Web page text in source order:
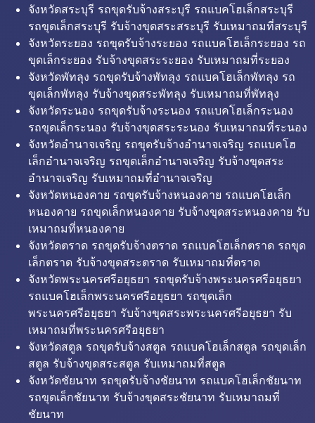
จังหวัดสระบุรี รถขุดรับจ้างสระบุรี รถแบคโฮเล็กสระบุรี
รถขุดเล็กสระบุรี รับจ้างขุดสระสระบุรี รับเหมาถมที่สระบุรี
จังหวัดระยอง รถขุดรับจ้างระยอง รถแบคโฮเล็กระยอง รถ
ขุดเล็กระยอง รับจ้างขุดสระระยอง รับเหมาถมที่ระยอง
จังหวัดพัทลุง รถขุดรับจ้างพัทลุง รถแบคโฮเล็กพัทลุง รถ
ขุดเล็กพัทลุง รับจ้างขุดสระพัทลุง รับเหมาถมที่พัทลุง
จังหวัดระนอง รถขุดรับจ้างระนอง รถแบคโฮเล็กระนอง
รถขุดเล็กระนอง รับจ้างขุดสระระนอง รับเหมาถมที่ระนอง
จังหวัดอำนาจเจริญ รถขุดรับจ้างอำนาจเจริญ รถแบคโฮ
เล็กอำนาจเจริญ รถขุดเล็กอำนาจเจริญ รับจ้างขุดสระ
อำนาจเจริญ รับเหมาถมที่อำนาจเจริญ
จังหวัดหนองคาย รถขุดรับจ้างหนองคาย รถแบคโฮเล็ก
หนองคาย รถขุดเล็กหนองคาย รับจ้างขุดสระหนองคาย รับ
เหมาถมที่หนองคาย
จังหวัดตราด รถขุดรับจ้างตราด รถแบคโฮเล็กตราด รถขุด
เล็กตราด รับจ้างขุดสระตราด รับเหมาถมที่ตราด
จังหวัดพระนครศรีอยุธยา รถขุดรับจ้างพระนครศรีอยุธยา
รถแบคโฮเล็กพระนครศรีอยุธยา รถขุดเล็ก
พระนครศรีอยุธยา รับจ้างขุดสระพระนครศรีอยุธยา รับ
เหมาถมที่พระนครศรีอยุธยา
จังหวัดสตูล รถขุดรับจ้างสตูล รถแบคโฮเล็กสตูล รถขุดเล็ก
สตูล รับจ้างขุดสระสตูล รับเหมาถมที่สตูล
จังหวัดชัยนาท รถขุดรับจ้างชัยนาท รถแบคโฮเล็กชัยนาท
รถขุดเล็กชัยนาท รับจ้างขุดสระชัยนาท รับเหมาถมที่
ชัยนาท